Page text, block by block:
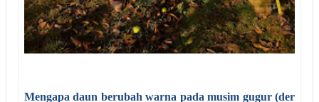
Mengapa daun berubah warna pada musim gugur (der